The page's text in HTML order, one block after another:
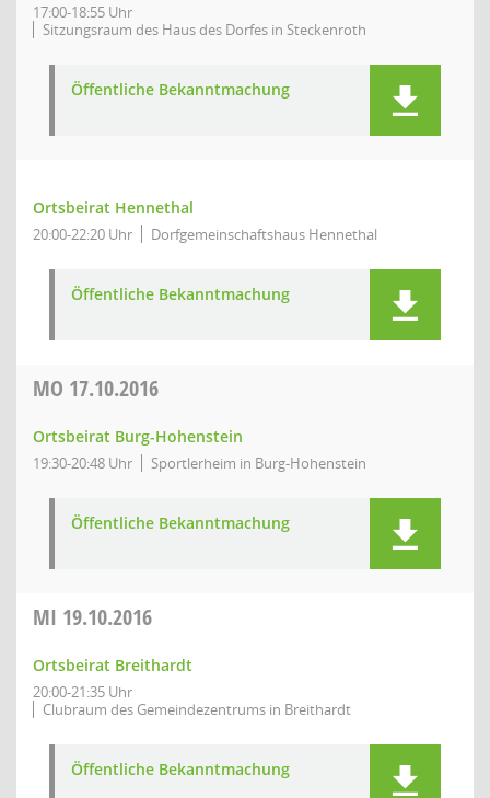
17:00-18:55 Uhr
Sitzungsraum des Haus des Dorfes in Steckenroth
Öffentliche Bekanntmachung
Ortsbeirat Hennethal
20:00-22:20 Uhr Dorfgemeinschaftshaus Hennethal
Öffentliche Bekanntmachung
MO 17.10.2016
Ortsbeirat Burg-Hohenstein
19:30-20:48 Uhr Sportlerheim in Burg-Hohenstein
Öffentliche Bekanntmachung
MI 19.10.2016
Ortsbeirat Breithardt
20:00-21:35 Uhr
Clubraum des Gemeindezentrums in Breithardt
Öffentliche Bekanntmachung